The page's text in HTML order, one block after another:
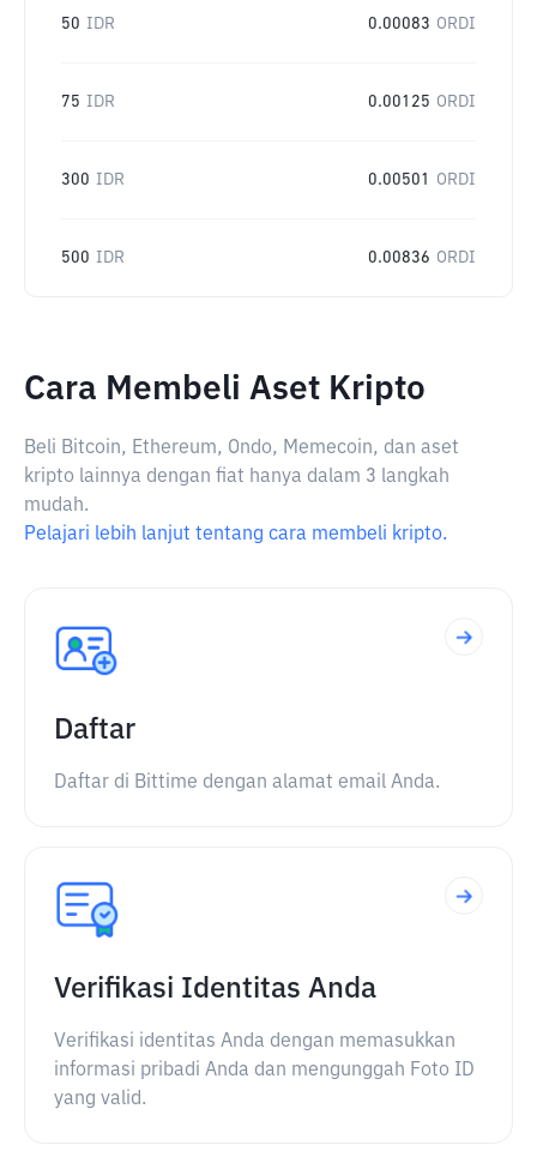
50 IDR 0.00083 ORDI
75 IDR 0.00125 ORDI
300 IDR 0.00501 ORDI
500 IDR 0.00836 ORDI
Cara Membeli Aset Kripto
Beli Bitcoin, Ethereum, Ondo, Memecoin, dan aset
kripto lainnya dengan fiat hanya dalam 3 langkah
mudah.
Pelajari lebih lanjut tentang cara membeli kripto.
Daftar
Daftar di Bittime dengan alamat email Anda.
Verifikasi Identitas Anda
Verifikasi identitas Anda dengan memasukkan
informasi pribadi Anda dan mengunggah Foto ID
yang valid.